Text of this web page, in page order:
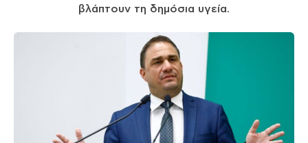
βλάπτουν τη δημόσια υγεία.